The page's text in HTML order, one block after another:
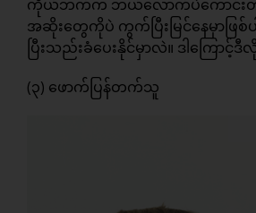
ကိုယ်ဘက်က ဘယ်လောက်ပဲကောင်းတဲ့အ
အဆိုးတွေကိုပဲ ကွက်ပြီးမြင်နေမှာဖြ
ပြီးသည်းခံပေးနိုင်မှာလဲ။ ဒါကြော
(၃) ဖောက်ပြန်တက်သူ